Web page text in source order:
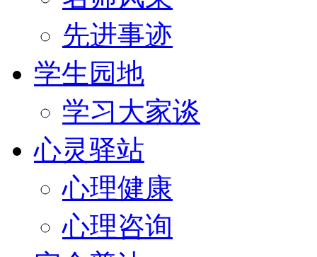
先进事迹
学生园地
学习大家谈
心灵驿站
心理健康
心理咨询